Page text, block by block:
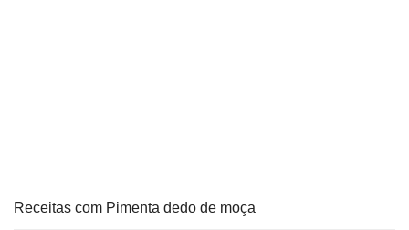
Receitas com Pimenta dedo de moça